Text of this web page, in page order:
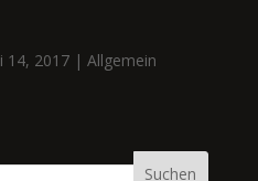
14, 2017| Allgemein